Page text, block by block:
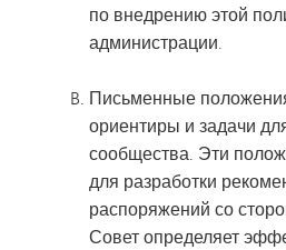
по внедрению этой
администрации.
Письменные
ориентиры и задачи
сообщества. Эти
для разработки
распоряжений со
Совет определяет